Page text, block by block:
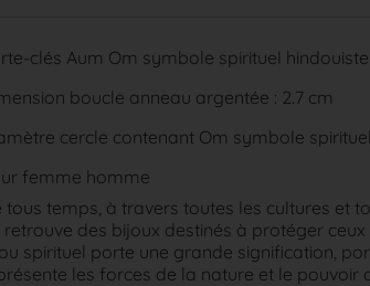
clés Aum Om symbole spirituel
boucle anneau argentée : 2.7 cm
cercle contenant Om symbole spirituel
femme homme
tous temps, à travers toutes les cultures et
retrouve des bijoux destinés à protéger ceux
spirituel porte une grande signification,
les forces de la nature et le pouvoir